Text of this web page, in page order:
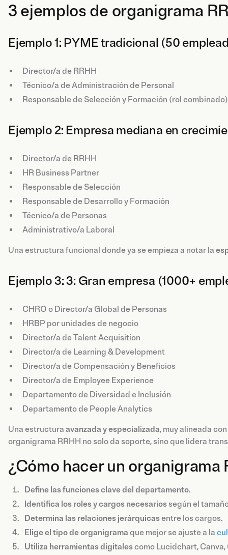
3 ejemplos de organigrama
Ejemplo 1: PYME tradicional (50
Director/a de RRHH
Técnico/a de Administración de Personal
Responsable de Selección y Formación (rol combinado)
Ejemplo 2: Empresa mediana en
Director/a de RRHH
HR Business Partner
Responsable de Selección
Responsable de Desarrollo y Formación
Técnico/a de Personas
Administrativo/a Laboral
Una estructura funcional donde ya se empieza a notar la
Ejemplo 3: 3: Gran empresa (1000+
CHRO o Director/a Global de Personas
HRBP por unidades de negocio
Director/a de Talent Acquisition
Director/a de Learning & Development
Director/a de Compensación y Beneficios
Director/a de Employee Experience
Departamento de Diversidad e Inclusión
Departamento de People Analytics
Una estructura avanzada y especializada, muy alineada
organigrama RRHH no solo da soporte, sino que lidera
¿Cómo hacer un organigrama
Define las funciones clave del departamento.
Identifica los roles y cargos necesarios según el
Determina las relaciones jerárquicasentre los cargos.
Elige el tipo de organigrama que mejor se ajuste a la
Utiliza herramientas digitalescomo Lucidchart, Canva,